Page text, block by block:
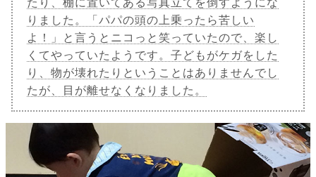
りました。「パパの頭の上乗ったら苦しい
よ！」と言うとニコっと笑っていたので、楽し
くてやっていたようです。子どもがケガをした
り、物が壊れたりということはありませんでし
たが、目が離せなくなりました。